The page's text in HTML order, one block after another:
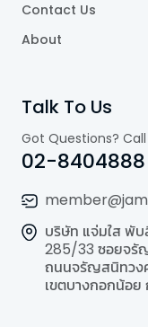
Contact Us
About
Talk To Us
Got Questions?
02-8404888
บริษัท แจ่มใส พั
285/33 ซอยจรั
ถนนจรัญสนิทวง
เขตบางกอกน้อย